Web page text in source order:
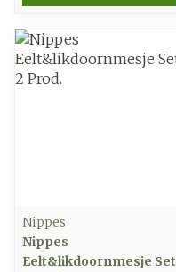
Nippes
Nippes
Eelt&likdoornmesje Set